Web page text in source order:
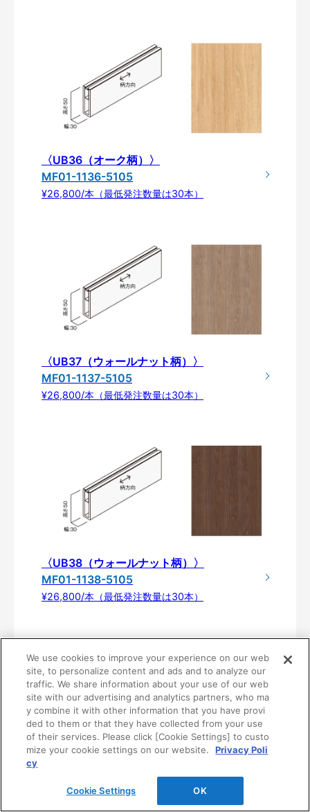
〈UB36（オーク柄）〉
MF01-1136-5105
¥26,800/本（最低発注数量は30本）
〈UB37（ウォールナット柄）〉
MF01-1137-5105
¥26,800/本（最低発注数量は30本）
〈UB38（ウォールナット柄）〉
MF01-1138-5105
¥26,800/本（最低発注数量は30本）
製品仕様
We use cookies to improve your experience on our web
site, to personalize content and ads and to analyze our
traffic. We share information about your use of our web
site with our advertising and analytics partners, who ma
y combine it with other information that you have provi
ded to them or that they have collected from your use
of their services. Please click [Cookie Settings] to custo
mize your cookie settings on our website.
Privacy Poli
cy
Cookie Settings OK